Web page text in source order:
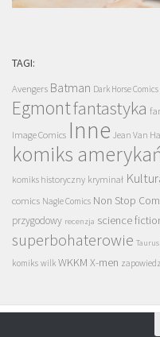
TAGI:
Avengers Batman Dark Horse Comics
Egmontfantastyka
Image Comics Inne Jean Van
komiks
komiks historyczny kryminał
comics Nagle Comics Non Stop
przygodowy recenzja science
superbohaterowie
komiks wilk WKKM X-men